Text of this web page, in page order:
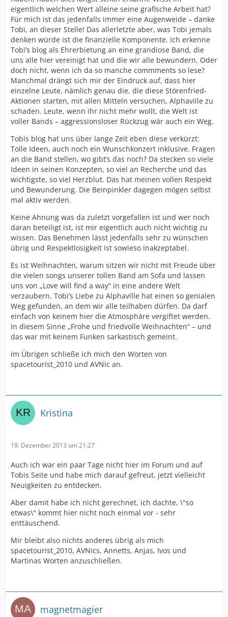
eigentlich welchen Wert alleine seine grafische Arbeit hat?
Für mich ist das jedenfalls immer eine Augenweide – danke
Tobi, an dieser Stelle! Das allerletzte aber, was Tobi jemals
denken würde ist die finanzielle Komponente. Ich erkenne
Tobi’s blog als Ehrerbietung an eine grandiose Band, die
uns alle hier vereinigt hat und die wir alle bewundern. Oder
doch nicht, wenn ich da so manche commments so lese?
Manchmal drängt sich mir der Eindruck auf, dass hier
einzelne Leute, nämlich genau die, die diese Störenfried-
Aktionen starten, mit allen Mitteln versuchen, Alphaville zu
schaden. Leute, wenn ihr nicht mehr wollt, die Welt ist
voller Bands – aggressionsloser Rückzug wär auch ein Weg.
Tobis blog hat uns über lange Zeit eben diese verkürzt:
Tolle Ideen, auch noch ein Wunschkonzert inklusive. Fragen
an die Band stellen, wo gibt’s das noch? Da stecken so viele
Ideen in seinen Konzepten, so viel an Recherche und das
wichtigste, so viel Herzblut. Das hat meinen vollen Respekt
und Bewunderung. Die Beinpinkler dagegen mögen selbst
mal aktiv werden.
Keine Ahnung was da zuletzt vorgefallen ist und wer noch
daran beteiligt ist, ist mir eigentlich auch nicht wichtig zu
wissen. Das Benehmen lässt jedenfalls sehr zu wünschen
übrig und Respektlosigkeit ist sowieso inakzeptabel.
Es ist Weihnachten, warum sitzen wir nicht mit Freude über
die vielen songs unserer tollen Band am Sofa und lassen
uns von „Love will find a way“ in eine andere Welt
verzaubern. Tobi’s Liebe zu Alphaville hat einen so genialen
Weg gefunden, an dem wir alle teilhaben dürfen. Da darf
einfach von keinem hier die Atmosphäre vergiftet werden.
In diesem Sinne „Frohe und friedvolle Weihnachten“ – und
das war mit keinem Funken sarkastisch gemeint.
Im Übrigen schließe ich mich den Worten von
spacetourist_2010 und AVNic an.
Kristina
19. Dezember 2013 um 21:27
Auch ich war ein paar Tage nicht hier im Forum und auf
Tobis Seite und habe mich darauf gefreut, jetzt vielleicht
Neuigkeiten zu entdecken.
Aber damit habe ich nicht gerechnet, ich dachte, \"so
etwas\" kommt hier nicht noch einmal vor - sehr
enttäuschend.
Mir bleibt also nichts anderes übrig als mich
spacetourist_2010, AVNics, Annetts, Anjas, Ivos und
Martinas Worten anzuschließen.
magnetmagier